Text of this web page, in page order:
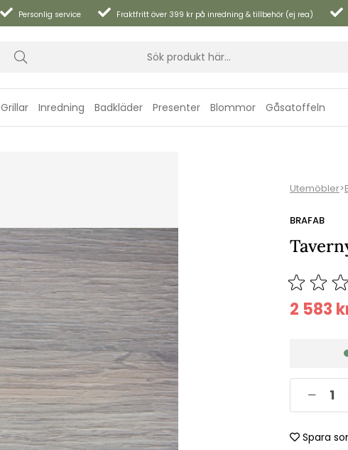
Personlig service Fraktfritt över 399 kr på inredning & tillbehör (ej rea)
Grillar Inredning Badkläder Presenter Blommor Gåsatoffeln
Utemöbler>
BRAFAB
2 583
Spara